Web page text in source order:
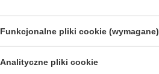
Funkcjonalne pliki cookie (wymagane)
Analityczne pliki cookie